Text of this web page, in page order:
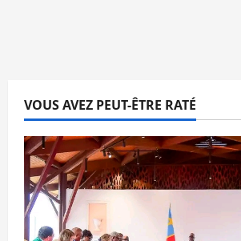
VOUS AVEZ PEUT-ÊTRE RATÉ